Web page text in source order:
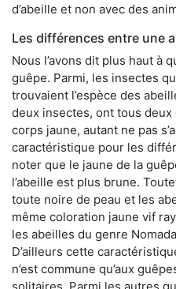
d’abeille et non avec des
Les différences entre une
Nous l’avons dit plus haut à
guêpe. Parmi, les insectes
trouvaient l’espèce des
deux insectes, ont tous
corps jaune, autant ne pas
caractéristique pour les
noter que le jaune de la
l’abeille est plus brune.
toute noire de peau et les
même coloration jaune vif
les abeilles du genre
D’ailleurs cette
n’est commune qu’aux
solitaires. Parmi les autres